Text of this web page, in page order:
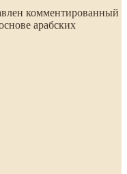
комментированный
арабских